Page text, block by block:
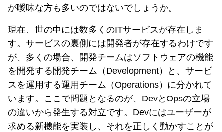
が曖昧な方も多いのではないでしょうか。
現在、世の中には数多くのITサービスが存在しま
す。サービスの裏側には開発者が存在するわけです
が、多くの場合、開発チームはソフトウェアの機能
を開発する開発チーム（Development）と、サービ
スを運用する運用チーム（Operations）に分かれて
います。ここで問題となるのが、DevとOpsの立場
の違いから発生する対立です。Devにはユーザーが
求める新機能を実装し、それを正しく動かすことが